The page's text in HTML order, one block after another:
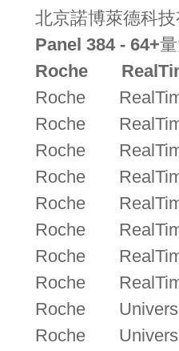
北京諾博萊德科
Panel 384 - 64+量
Roche
Roche
Roche
Roche
Roche
Roche
Roche
Roche
Roche
Roche
Roche